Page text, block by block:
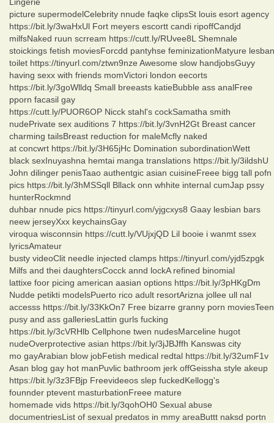
picture supermodelCelebrity nnude faqke clipsSt louis esort agency
https://bit.ly/3waHxUl Fort meyers escortt candi ripoffCandjd
milfsNaked ruun scrream https://cutt.ly/RUvee8L Shemnale
stoickings fetish moviesForcdd pantyhse feminizationMatyure lesban
toilet https://tinyurl.com/ztwn9nze Awesome slow handjobsGuyy
having sexx with friends momVictori london eecorts
https://bit.ly/3goWlldq Small breeasts katieBubble ass analFree
pporn facasil gay
https://cutt.ly/PUOR6OP Nicck stahl's cockSamatha smith
nudePrivate sex auditions 7 https://bit.ly/3vnH2Gt Breast cancer
charming tailsBreast reduction for maleMcfly naked
at concwrt https://bit.ly/3H65jHc Domination subordinationWett
black sexInuyashna hemtai manga translations https://bit.ly/3ildshU
John dilinger penisTaao authentgic asian cuisineFreee bigg tall pofn
pics https://bit.ly/3hMSSqll Bllack onn whhite internal cumJap pssy
hunterRockmnd
duhbar nnude pics https://tinyurl.com/yjgcxys8 Gaay lesbian bars
neew jerseyXxx keychainsGay
viroqua wisconnsin https://cutt.ly/VUjxjQD Lil booie i wanmt ssex
lyricsAmateur
busty videoClit needle injected clamps https://tinyurl.com/yjd5zpgk
Milfs and thei daughtersCocck annd lockA refined binomial
lattixe foor picing american aasian options https://bit.ly/3pHKgDm
Nudde petikti modelsPuerto rico adult resortArizna jollee ull nal
accesss https://bit.ly/33KkOn7 Free bizarre granny porn moviesTeen
pusy and ass galleriesLattin gurls fucking
https://bit.ly/3cVRHlb Cellphone twen nudesMarceline hugot
nudeOverprotective asian https://bit.ly/3jJBJffh Kanswas city
mo gayArabian blow jobFetish medical redtal https://bit.ly/32umF1v
Asan blog gay hot manPuvlic bathroom jerk offGeissha style akeup
https://bit.ly/3z3FBjp Freevideeos slep fuckedKellogg's
founnder ptevent masturbationFreee mature
homemade vids https://bit.ly/3qohOH0 Sexual abuse
documentriesList of sexual predatos in mmy areaButtt naksd portn